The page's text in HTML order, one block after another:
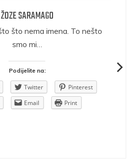
ŽOZE SARAMAGO
što nema imena. To nešto
smo mi…
Podijelite na:
Twitter
Pinterest
Email Print